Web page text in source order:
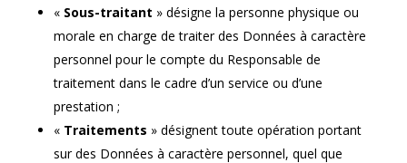
« Sous-traitant » désigne la personne physique ou
morale en charge de traiter des Données à caractère
personnel pour le compte du Responsable de
traitement dans le cadre d’un service ou d’une
prestation ;
« Traitements » désignent toute opération portant
sur des Données à caractère personnel, quel que